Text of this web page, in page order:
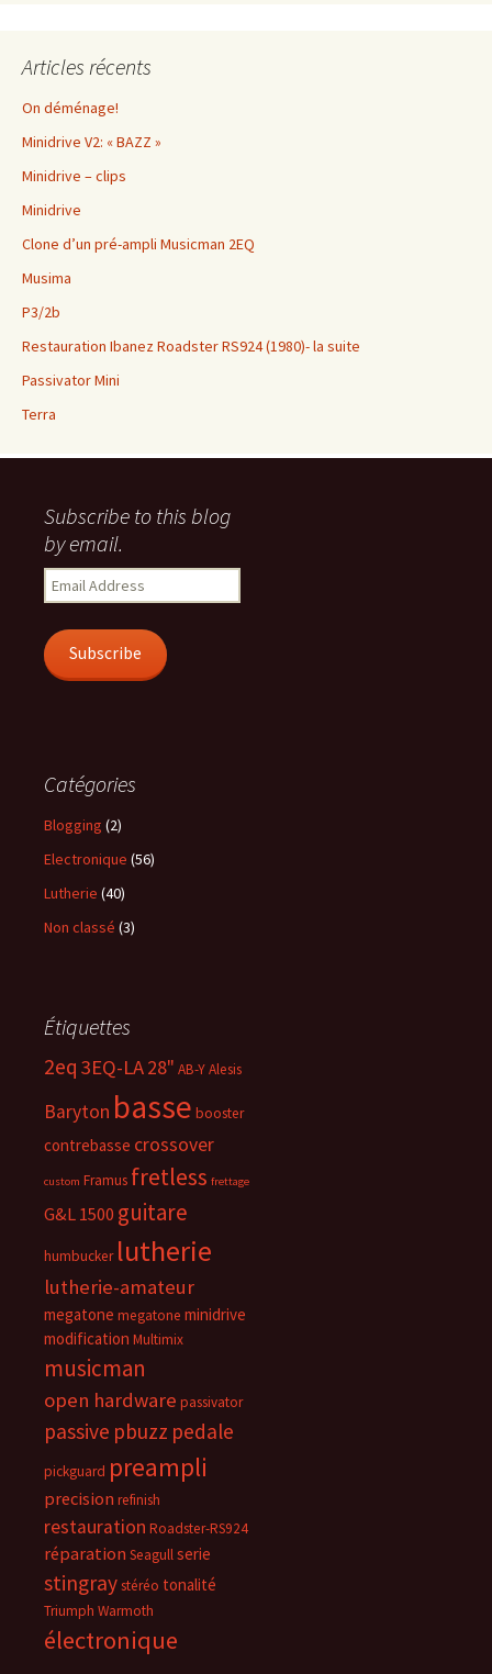
Articles récents
On déménage!
Minidrive V2: « BAZZ »
Minidrive – clips
Minidrive
Clone d’un pré-ampli Musicman 2EQ
Musima
P3/2b
Restauration Ibanez Roadster RS924 (1980)- la suite
Passivator Mini
Terra
Subscribe to this blog
by email.
Email
Address
Subscribe
Catégories
Blogging (2)
Electronique (56)
Lutherie (40)
Non classé (3)
Étiquettes
2eq 3EQ-LA28" AB-YAlesis
Baryton basse booster
contrebasse crossover
custom Framus fretless frettage
G&L 1500 guitare
humbucker lutherie
lutherie-amateur
megatone megatone minidrive
modification Multimix
musicman
open hardware passivator
passive pbuzz pedale
pickguard preampli
precision refinish
restauration Roadster-RS924
réparation Seagullserie
stingraystéréo tonalité
Triumph Warmoth
électronique